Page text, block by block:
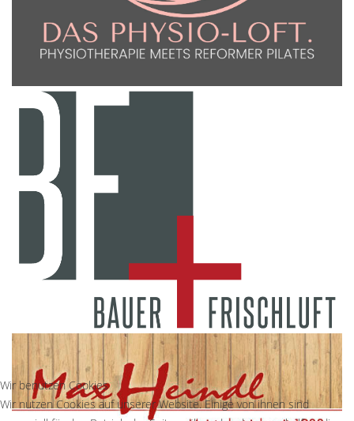
Wir benutzen Cookies
Wir nutzen Cookies auf unserer Website. Einige von ihnen sind